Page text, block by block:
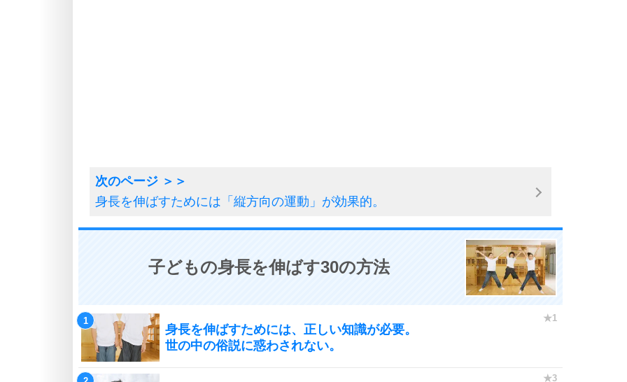
身長を伸ばすためには「縦方向の運動」が効果的。
子どもの身長を伸ばす30の方法
身長を伸ばすためには、正しい知識が必要。
世の中の俗説に惑わされない。